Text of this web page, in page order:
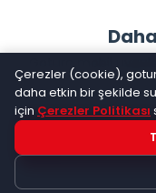
©2026
Goturc mobil
Uygulama
Çerezler (cookie),
daha etkin bir şekilde
için Çerezler Politikası